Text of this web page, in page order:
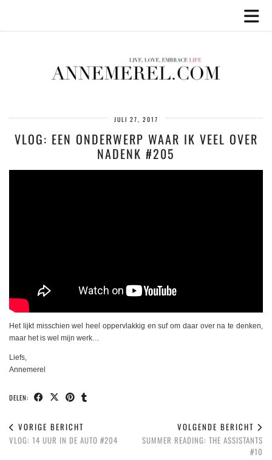
JULI 27, 2017
VLOG: EEN ONDERWERP WAAR IK VEEL OVER
NADENK #205
Het lijkt misschien wel heel oppervlakkig en suf om daar over na te denken,
maar het is wel mijn werk…
Liefs,
Annemerel
DELEN:
VORIGE BERICHT
VLOG: 14 UUR IN DE AUTO #204
VOLGENDE BERICHT
SUMMER READING: THE ASSISTANTS
#10